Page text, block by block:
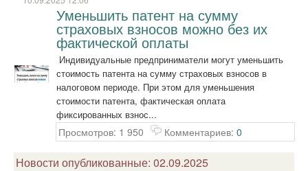
Уменьшить патент на сумму
страховых взносов можно без их
фактической оплаты
Индивидуальные предприниматели могут уменьшить
стоимость патента на сумму страховых взносов в
налоговом периоде. При этом для уменьшения
стоимости патента, фактическая оплата
фиксированных взнос...
Просмотров: 1 950 Комментариев: 0
Новости опубликованные: 02.09.2025